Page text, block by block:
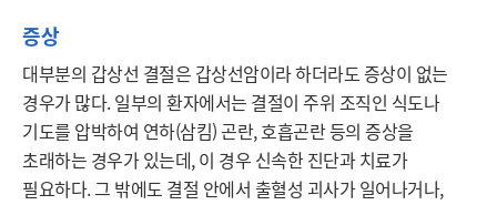
증상
대부분의 갑상선 결절은 갑상선암이라 하더라도 증상이 없는
경우가 많다. 일부의 환자에서는 결절이 주위 조직인 식도나
기도를 압박하여 연하(삼킴) 곤란, 호흡곤란 등의 증상을
초래하는 경우가 있는데, 이 경우 신속한 진단과 치료가
필요하다. 그 밖에도 결절 안에서 출혈성 괴사가 일어나거나,